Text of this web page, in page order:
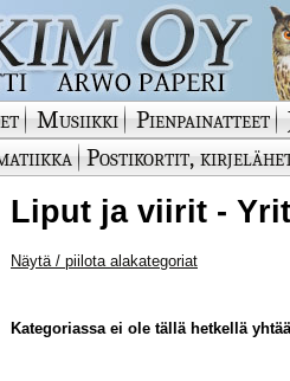
Musiikki Pienpainatteet
Postikortit,
Liput ja viirit -
Näytä / piilota alakategoriat
Kategoriassa ei ole tällä hetkellä